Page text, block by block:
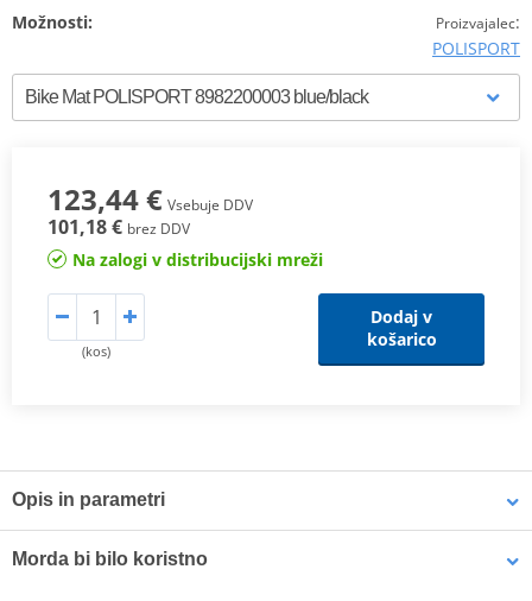
Proizvajalec:
POLISPORT
Možnosti:
123,44 € Vsebuje DDV
101,18 € brez DDV
Na zalogi v distribucijski mreži
(kos)
Dodaj v
košarico
Opis in parametri
základě regulací FIM pro rozlité kapaliny. Vyniká skládacím
Morda bi bilo koristno